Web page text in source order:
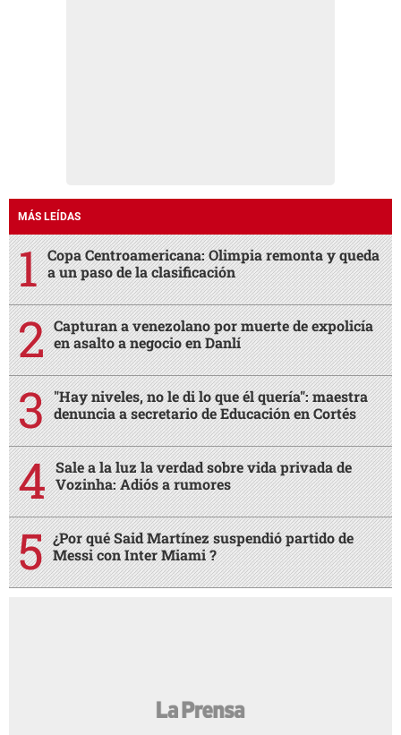
MÁS LEÍDAS
Copa Centroamericana: Olimpia remonta y queda
a un paso de la clasificación
Capturan a venezolano por muerte de expolicía
en asalto a negocio en Danlí
"Hay niveles, no le di lo que él quería": maestra
denuncia a secretario de Educación en Cortés
Sale a la luz la verdad sobre vida privada de
Vozinha: Adiós a rumores
¿Por qué Said Martínez suspendió partido de
Messi con Inter Miami ?